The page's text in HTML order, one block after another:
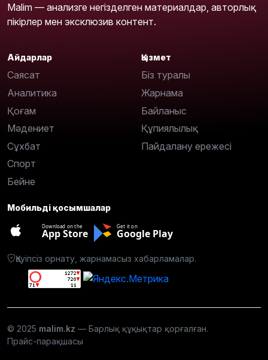
Malim — анализге негізделген материалдар, авторлық
пікірлер мен эксклюзив контент.
Айдарлар
Саясат
Аналитика
Қоғам
Мәдениет
Сұхбат
Спорт
Бейне
Қызмет
Біз туралы
Жарнама
Байланыс
Құпиялылық
Пайдалану ережесі
Мобильді қосымшалар
Download on the
App Store
Get it on
Google Play
Қауіпсіз орнату, жарнамасыз хабарламалар.
© 2025 malim.kz — Барлық құқықтар қорғалған.
Прайс-парақшасы